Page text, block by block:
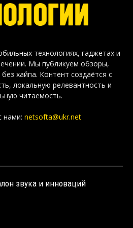
технологиях, гаджетах и
Мы публикуем обзоры,
хайпа. Контент создаётся с
локальную релевантность и
читаемость.
нами: netsofta@ukr.net
звука и инноваций